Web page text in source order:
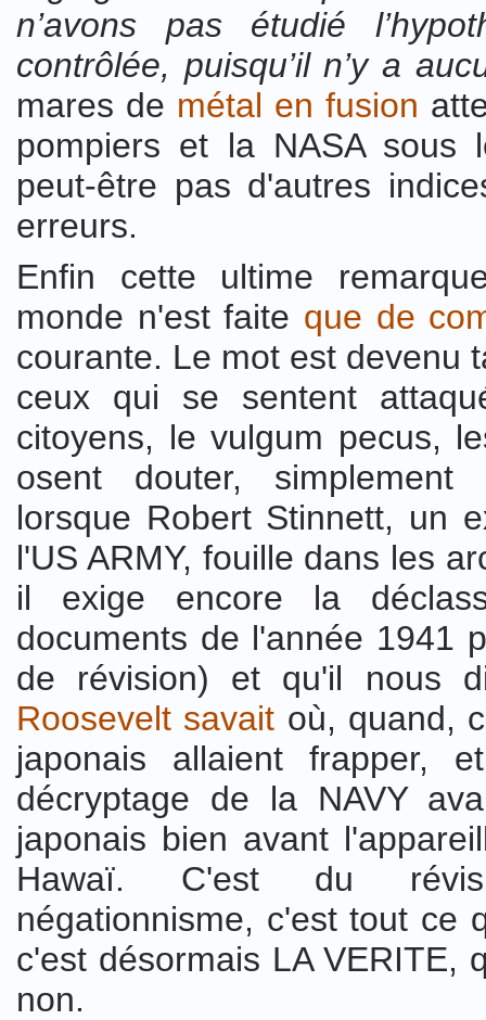
n’avons pas étudié
contrôlée, puisqu’il n’y a
mares de métal en fusion
pompiers et la NASA sous
peut-être pas d'autres
erreurs.
Enfin cette ultime
monde n'est faite que de
courante. Le mot est devenu
ceux qui se sentent
citoyens, le vulgum pecus,
osent douter,
lorsque Robert Stinnett, un
l'US ARMY, fouille dans les
il exige encore la
documents de l'année 1941
de révision) et qu'il nous
Roosevelt savait où, quand,
japonais allaient frapper,
décryptage de la NAVY
japonais bien avant
Hawaï. C'est du
négationnisme, c'est tout ce
c'est désormais LA VERITE,
non.